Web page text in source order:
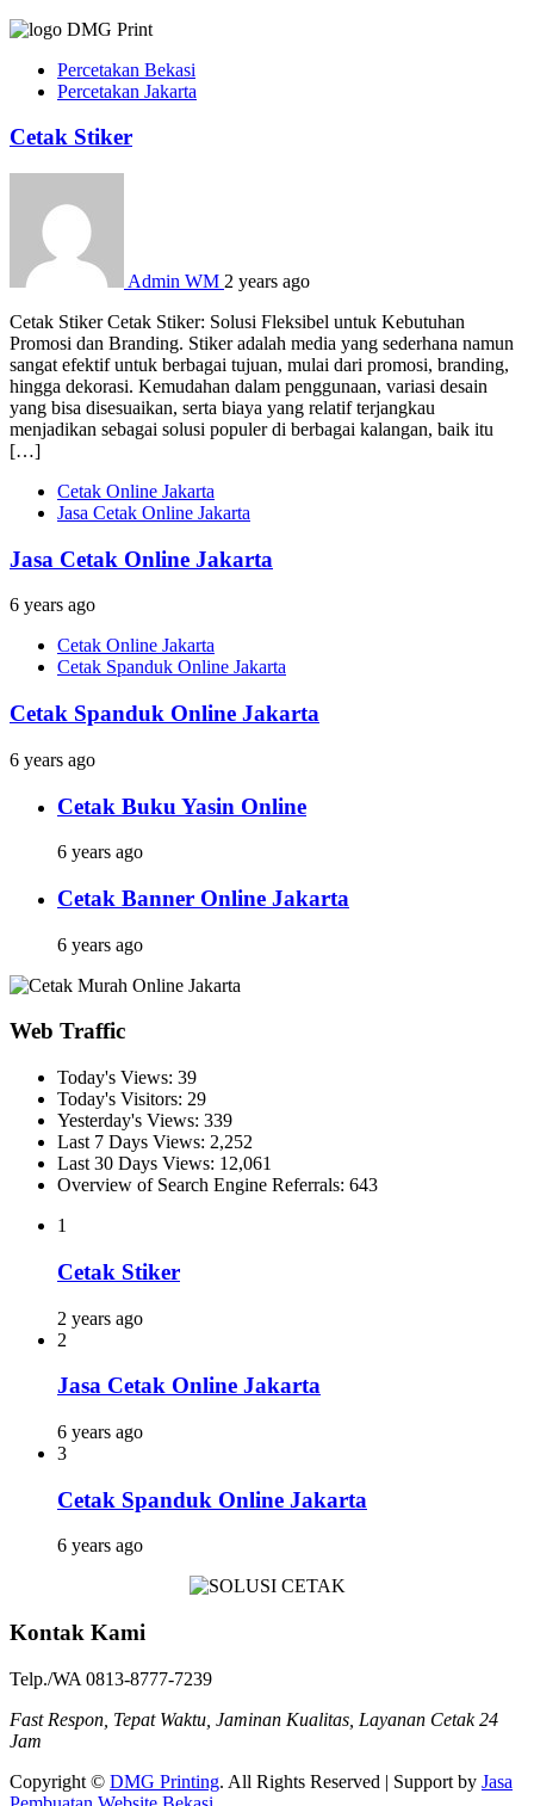
Percetakan Bekasi
Percetakan Jakarta
Cetak Stiker
Admin WM 2 years ago
Cetak Stiker Cetak Stiker: Solusi Fleksibel untuk Kebutuhan
Promosi dan Branding. Stiker adalah media yang sederhana namun
sangat efektif untuk berbagai tujuan, mulai dari promosi, branding,
hingga dekorasi. Kemudahan dalam penggunaan, variasi desain
yang bisa disesuaikan, serta biaya yang relatif terjangkau
menjadikan sebagai solusi populer di berbagai kalangan, baik itu
[…]
Cetak Online Jakarta
Jasa Cetak Online Jakarta
Jasa Cetak Online Jakarta
6 years ago
Cetak Online Jakarta
Cetak Spanduk Online Jakarta
Cetak Spanduk Online Jakarta
6 years ago
Cetak Buku Yasin Online
6 years ago
Cetak Banner Online Jakarta
6 years ago
Web Traffic
Today's Views: 39
Today's Visitors: 29
Yesterday's Views: 339
Last 7 Days Views: 2,252
Last 30 Days Views: 12,061
Overview of Search Engine Referrals: 643
1
Cetak Stiker
2 years ago
2
Jasa Cetak Online Jakarta
6 years ago
3
Cetak Spanduk Online Jakarta
6 years ago
Kontak Kami
Telp./WA 0813-8777-7239
Fast Respon, Tepat Waktu, Jaminan Kualitas, Layanan Cetak 24
Jam
Copyright © DMG Printing. All Rights Reserved | Support by Jasa